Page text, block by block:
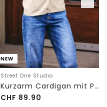
NEW
Street One Studio
Kurzarm Cardigan mit Polokragen
CHF 89.90